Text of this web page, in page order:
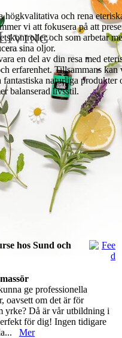
högkvalitativa och rena
vi att fokusera på att
och som arbetar
sina oljor.
en del av din resa med
erfarenhet. Tillsammans kan
fantastiska naturliga produkter
balanserad livsstil.
hos Sund och
ge professionella
oavsett om det är för
yrke? Då är vår utbildning i
för dig! Ingen tidigare
Mer